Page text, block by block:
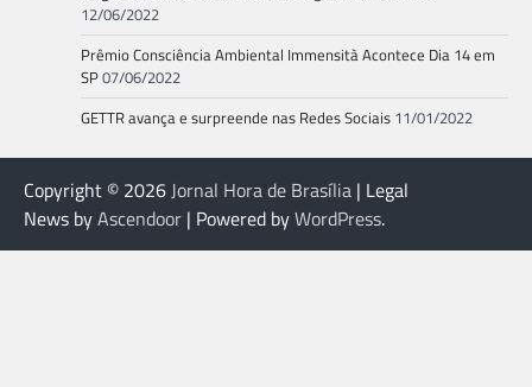
12/06/2022
Prêmio Consciência Ambiental Immensità Acontece Dia 14 em
SP07/06/2022
GETTR avança e surpreende nas Redes Sociais 11/01/2022
Copyright © 2026Jornal Hora de Brasília | Legal
News byAscendoor | Powered byWordPress.